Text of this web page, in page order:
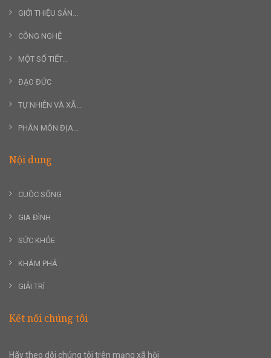
GIỚI THIỆU SẢN...
CÔNG NGHỆ
MỘT SỐ TIẾT...
ĐẠO ĐỨC
TỰ NHIÊN VÀ XÃ...
PHÂN MÔN ĐỊA...
Nội dung
CUỘC SỐNG
GIA ĐÌNH
SỨC KHỎE
KHÁM PHÁ
GIẢI TRÍ
Kết nối chúng tôi
Hãy theo dõi chúng tôi trên mạng xã hội